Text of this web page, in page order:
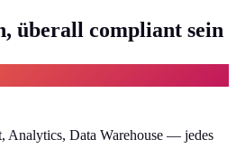
überall compliant sein
Analytics, Data Warehouse — jedes